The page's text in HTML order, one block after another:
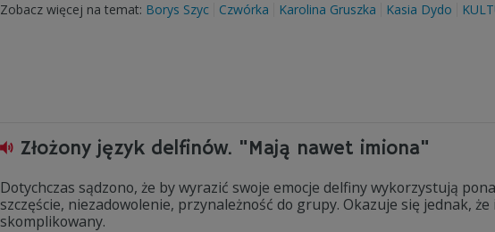
Zobacz więcej na temat: Borys Szyc Czwórka Karolina Gruszka Kasia Dydo
Złożony język delfinów. "Mają nawet imiona"
Dotychczas sądzono, że by wyrazić swoje emocje delfiny wykorzystują
szczęście, niezadowolenie, przynależność do grupy. Okazuje się jednak,
skomplikowany.